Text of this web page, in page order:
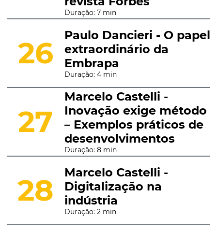
Duração: 7 min
26
Paulo Dancieri - O papel
extraordinário da
Embrapa
Duração: 4 min
27
Marcelo Castelli -
Inovação exige método
– Exemplos práticos de
desenvolvimentos
Duração: 8 min
28
Marcelo Castelli -
Digitalização na
indústria
Duração: 2 min